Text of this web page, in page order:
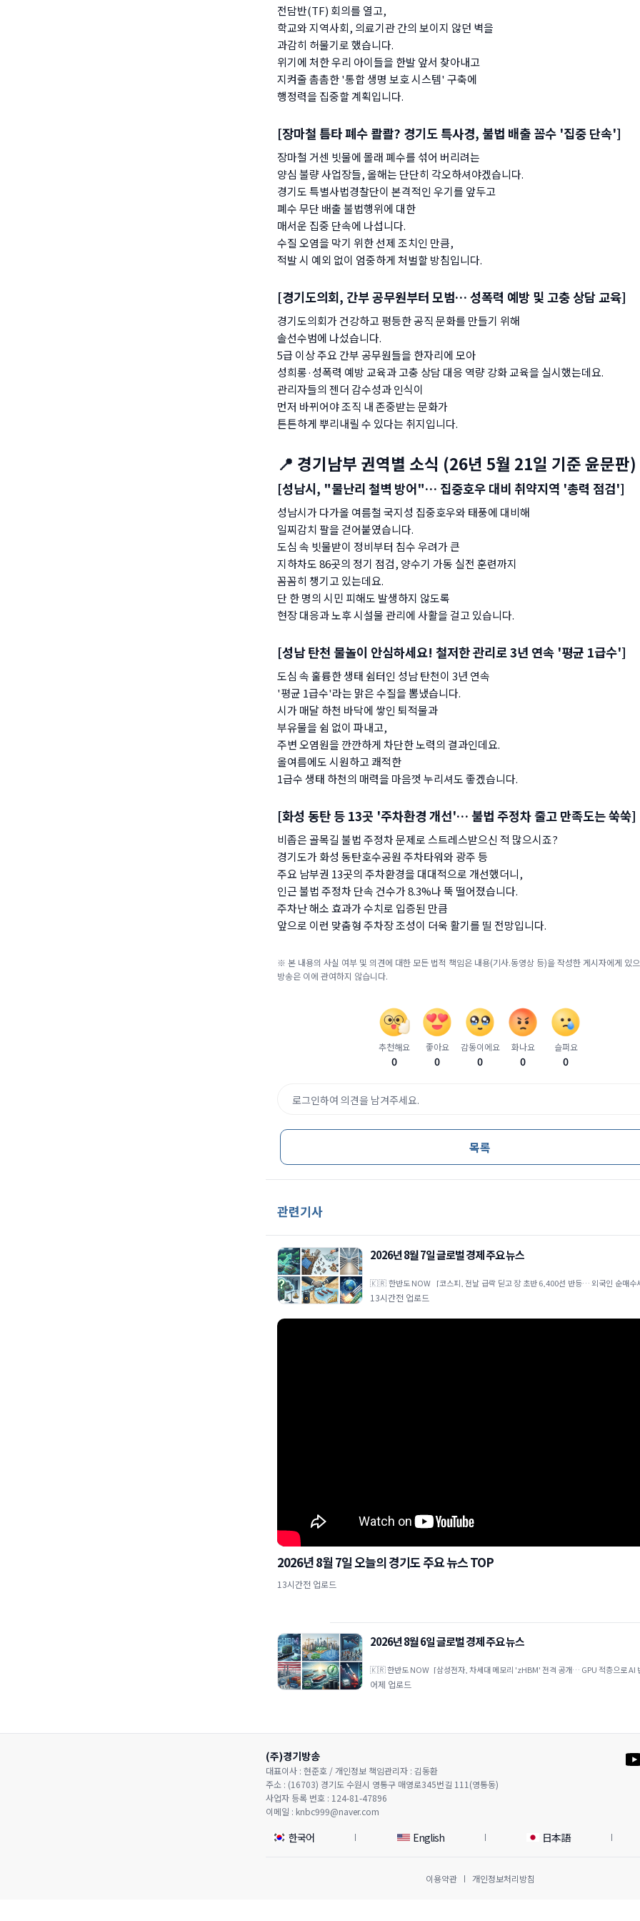
전담반(TF) 회의를 열고,
학교와 지역사회, 의료기관 간의 보이지 않던 벽을
과감히 허물기로 했습니다.
위기에 처한 우리 아이들을 한발 앞서 찾아내고
지켜줄 촘촘한 '통합 생명 보호 시스템' 구축에
행정력을 집중할 계획입니다.
[장마철 틈타 폐수 콸콸? 경기도 특사경, 불법 배출 꼼수 '집중 단속']
장마철 거센 빗물에 몰래 폐수를 섞어 버리려는
양심 불량 사업장들, 올해는 단단히 각오하셔야겠습니다.
경기도 특별사법경찰단이 본격적인 우기를 앞두고
폐수 무단 배출 불법행위에 대한
매서운 집중 단속에 나섭니다.
수질 오염을 막기 위한 선제 조치인 만큼,
적발 시 예외 없이 엄중하게 처벌할 방침입니다.
[경기도의회, 간부 공무원부터 모범… 성폭력 예방 및 고충 상담 교육]
경기도의회가 건강하고 평등한 공직 문화를 만들기 위해
솔선수범에 나섰습니다.
5급 이상 주요 간부 공무원들을 한자리에 모아
성희롱·성폭력 예방 교육과 고충 상담 대응 역량 강화 교육을 실시했는데요.
관리자들의 젠더 감수성과 인식이
먼저 바뀌어야 조직 내 존중받는 문화가
튼튼하게 뿌리내릴 수 있다는 취지입니다.
📍 경기남부 권역별 소식 (26년 5월 21일 기준 윤문판)
[성남시, "물난리 철벽 방어"… 집중호우 대비 취약지역 '총력 점검']
성남시가 다가올 여름철 국지성 집중호우와 태풍에 대비해
일찌감치 팔을 걷어붙였습니다.
도심 속 빗물받이 정비부터 침수 우려가 큰
지하차도 86곳의 정기 점검, 양수기 가동 실전 훈련까지
꼼꼼히 챙기고 있는데요.
단 한 명의 시민 피해도 발생하지 않도록
현장 대응과 노후 시설물 관리에 사활을 걸고 있습니다.
[성남 탄천 물놀이 안심하세요! 철저한 관리로 3년 연속 '평균 1급수']
도심 속 훌륭한 생태 쉼터인 성남 탄천이 3년 연속
'평균 1급수'라는 맑은 수질을 뽐냈습니다.
시가 매달 하천 바닥에 쌓인 퇴적물과
부유물을 쉼 없이 파내고,
주변 오염원을 깐깐하게 차단한 노력의 결과인데요.
올여름에도 시원하고 쾌적한
1급수 생태 하천의 매력을 마음껏 누리셔도 좋겠습니다.
[화성 동탄 등 13곳 '주차환경 개선'… 불법 주정차 줄고 만족도는 쑥쑥]
비좁은 골목길 불법 주정차 문제로 스트레스받으신 적 많으시죠?
경기도가 화성 동탄호수공원 주차타워와 광주 등
주요 남부권 13곳의 주차환경을 대대적으로 개선했더니,
인근 불법 주정차 단속 건수가 8.3%나 뚝 떨어졌습니다.
주차난 해소 효과가 수치로 입증된 만큼
앞으로 이런 맞춤형 주차장 조성이 더욱 활기를 띨 전망입니다.
※ 본 내용의 사실 여부 및 의견에 대한 모든 법적 책임은 내용(기사.동영상 등)을 작성한 게시자에게 있
방송은 이에 관여하지 않습니다.
추천해요
0
좋아요
0
감동이에요
0
화나요
0
슬퍼요
0
로그인하여 의견을 남겨주세요.
목록
관련기사
2026년 8월 7일 글로벌 경제 주요 뉴스
🇰🇷 한반도 NOW [코스피, 전날 급락 딛고 장 초반 6,400선 반등… 외국인 순매수세
주도] 전일 미국 기술주 약세 및 시장 불안감
13시간전 업로드
2026년 8월 7일 오늘의 경기도 주요 뉴스 TOP
13시간전 업로드
2026년 8월 6일 글로벌 경제 주요 뉴스
🇰🇷 한반도 NOW [삼성전자, 차세대 메모리 'zHBM' 전격 공개… GPU 적층으로 AI
복 선언] 삼성전자가 그래픽처리장치(GPU
어제 업로드
(주)경기방송
대표이사 : 현준호 / 개인정보 책임관리자 : 김동환
주소 : (16703) 경기도 수원시 영통구 매영로345번길 111(영통동)
사업자 등록 번호 : 124-81-47896
이메일 : knbc999@naver.com
한국어 English 日本語
이용약관 개인정보처리방침